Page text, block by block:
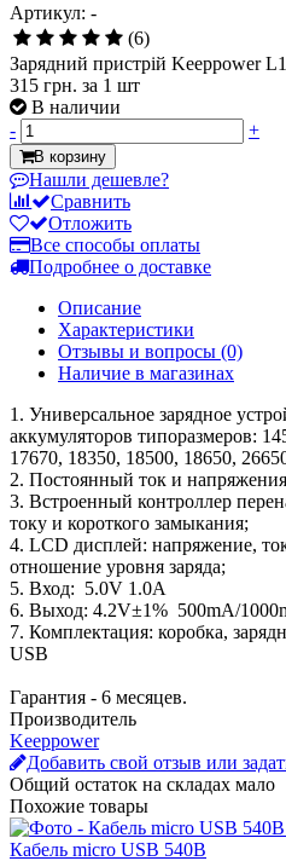
Артикул: -
(6)
Зарядний пристрій Keeppower L1
315 грн. за 1 шт
В наличии
-
+
В корзину
Нашли дешевле?
Сравнить
Отложить
Все способы оплаты
Подробнее о доставке
Описание
Характеристики
Отзывы и вопросы (0)
Наличие в магазинах
1. Универсальное зарядное
аккумуляторов типоразмеров:
17670, 18350, 18500, 18650,
2. Постоянный ток и
3. Встроенный контроллер
току и короткого замыкания;
4. LCD дисплей: напряжение,
отношение уровня заряда;
5. Вход: 5.0V 1.0A
6. Выход: 4.2V±1% 500mA/
7. Комплектация: коробка,
USB
Гарантия - 6 месяцев.
Производитель
Keeppower
Добавить свой отзыв или
Общий остаток на складах мало
Похожие товары
Кабель micro USB 540B